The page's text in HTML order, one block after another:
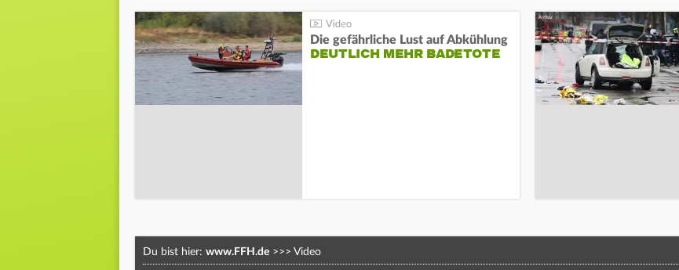
Die gefährliche Lust auf Abkühlung
DEUTLICH MEHR BADETOTE
Du bist hier: www.FFH.de >>> Video